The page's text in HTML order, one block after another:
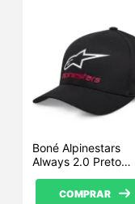
Boné Alpinestars
Always 2.0 Preto
Branco vermelho
COMPRAR